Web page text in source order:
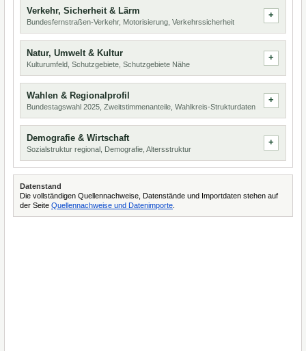
Verkehr, Sicherheit & Lärm
Bundesfernstraßen-Verkehr, Motorisierung, Verkehrssicherheit
Natur, Umwelt & Kultur
Kulturumfeld, Schutzgebiete, Schutzgebiete Nähe
Wahlen & Regionalprofil
Bundestagswahl 2025, Zweitstimmenanteile, Wahlkreis-Strukturdaten
Demografie & Wirtschaft
Sozialstruktur regional, Demografie, Altersstruktur
Datenstand
Die vollständigen Quellennachweise, Datenstände und Importdaten stehen auf
der Seite Quellennachweise und Datenimporte